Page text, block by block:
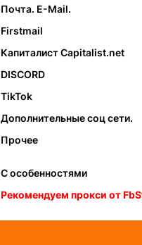
Почта. E-Mail.
Firstmail
Капиталист Capitalist.net
DISCORD
TikTok
Дополнительные соц сети.
Прочее
С особенностями
Рекомендуем прокси от